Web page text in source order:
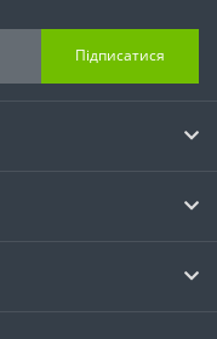
Підписатися